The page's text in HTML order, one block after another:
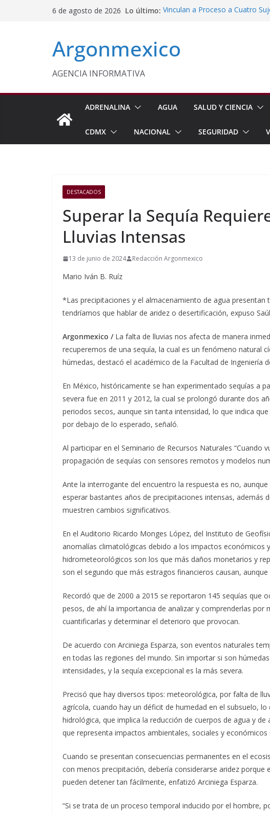
6 de agosto de 2026 Lo último: Vinculan a Proceso a Cuatro
Alejandro Armenta Anuncia
Incertidumbre
Argonmexico
AGENCIA INFORMATIVA
ADRENALINA AGUA SALUD Y CIENCIA
CDMX NACIONAL SEGURIDAD
DESTACADOS
Superar la Sequía
Lluvias Intensas
13 de junio de 2024 Redacción Argonmexico
Mario Iván B. Ruíz
*Las precipitaciones y el almacenamiento de agua presentan
tendríamos que hablar de aridez o desertificación, expuso
Argonmexico / La falta de lluvias nos afecta de manera
recuperemos de una sequía, la cual es un fenómeno natural
húmedas, destacó el académico de la Facultad de Ingeniería
En México, históricamente se han experimentado sequías a
severa fue en 2011 y 2012, la cual se prolongó durante dos
periodos secos, aunque sin tanta intensidad, lo que indica
por debajo de lo esperado, señaló.
Al participar en el Seminario de Recursos Naturales “Cuando
propagación de sequías con sensores remotos y modelos
Ante la interrogante del encuentro la respuesta es no,
esperar bastantes años de precipitaciones intensas, además
muestren cambios significativos.
En el Auditorio Ricardo Monges López, del Instituto de
anomalías climatológicas debido a los impactos económicos
hidrometeorológicos son los que más daños monetarios y
son el segundo que más estragos financieros causan,
Recordó que de 2000 a 2015 se reportaron 145 sequías que
pesos, de ahí la importancia de analizar y comprenderlas
cuantificarlas y determinar el deterioro que provocan.
De acuerdo con Arciniega Esparza, son eventos naturales
en todas las regiones del mundo. Sin importar si son
intensidades, y la sequía excepcional es la más severa.
Precisó que hay diversos tipos: meteorológica, por falta de
agrícola, cuando hay un déficit de humedad en el subsuelo,
hidrológica, que implica la reducción de cuerpos de agua y
que representa impactos ambientales, sociales y
Cuando se presentan consecuencias permanentes en el
con menos precipitación, debería considerarse aridez porque
pueden detener tan fácilmente, enfatizó Arciniega Esparza.
“Si se trata de un proceso temporal inducido por el hombre,